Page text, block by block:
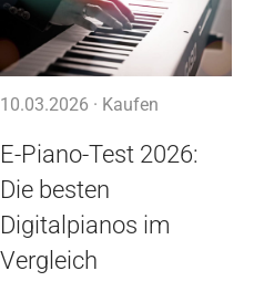
10.03.2026 · Kaufen
E-Piano-Test 2026:
Die besten
Digitalpianos im
Vergleich